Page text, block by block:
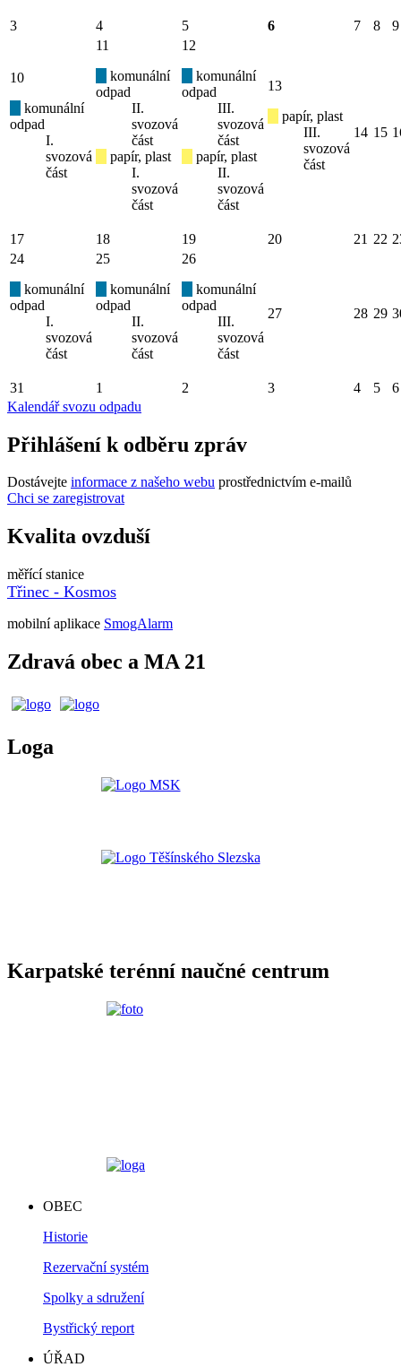
3 4 5 6 7 8 9
10
komunální
odpad
I.
svozová
část
11
komunální
odpad
II.
svozová
část
papír, plast
I.
svozová
část
12
komunální
odpad
III.
svozová
část
papír, plast
II.
svozová
část
13
papír, plast
III.
svozová
část
14 15
17 18 19 20 21 22
24
komunální
odpad
I.
svozová
část
25
komunální
odpad
II.
svozová
část
26
komunální
odpad
III.
svozová
část
27 28 29
31 1 2 3 4 5
6
Kalendář svozu odpadu
Přihlášení k odběru zpráv
Dostávejte informace z našeho webu prostřednictvím e-mailů
Chci se zaregistrovat
Kvalita ovzduší
měřící stanice
Třinec - Kosmos
mobilní aplikace SmogAlarm
Zdravá obec a MA 21
Loga
Karpatské terénní naučné centrum
OBEC
Historie
Rezervační systém
Spolky a sdružení
Bystřický report
ÚŘAD